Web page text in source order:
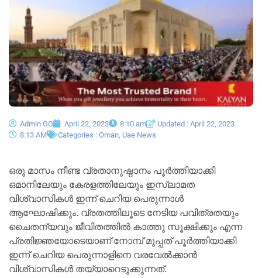
Admin GG April 22, 2023 8:10 am
Updated : April 22, 2023
8:13 AM
Categories : Oman Uae News
ഒരു മാസം നീണ്ട വ്രതാനുഷ്ഠാനം പൂര്‍ത്തിയാക്കി
ഒമാനിലേയും കേരളത്തിലേയും ഇസ്ലാമത
വിശ്വാസികള്‍ ഇന്ന് ചെറിയ പെരുന്നാള്‍
ആഘോഷിക്കും. വ്രതത്തിലൂടെ നേടിയ പവിത്രതയും
ചൈതന്യവും ജീവിതത്തില്‍ കാത്തു സൂക്ഷിക്കും എന്ന
പ്രതിജ്ഞയോടെയാണ് നോമ്പ് മുപ്പത് പൂർത്തിയാക്കി
ഇന്ന് ചെറിയ പെരുന്നാളിനെ വരവേൽക്കാൻ
വിശ്വാസികൾ തയ്യാറെടുക്കുന്നത്.